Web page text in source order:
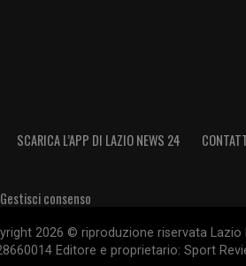
SCARICA L’APP DI LAZIO NEWS 24
Gestisci consenso
2026 © riproduzione riservata Lazio
Editore e proprietario: Sport